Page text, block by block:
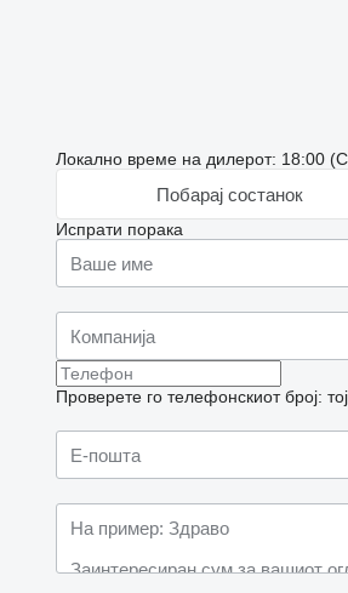
Локално време на дилерот: 18:00
Побарај состанок
Испрати порака
Проверете го телефонскиот број: